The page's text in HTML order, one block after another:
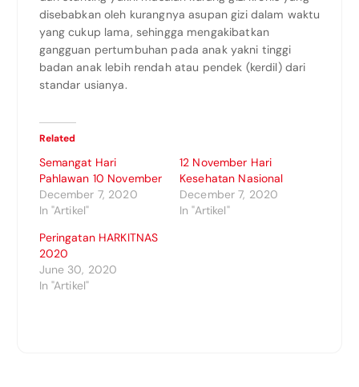
disebabkan oleh kurangnya asupan gizi dalam waktu
yang cukup lama, sehingga mengakibatkan
gangguan pertumbuhan pada anak yakni tinggi
badan anak lebih rendah atau pendek (kerdil) dari
standar usianya.
Related
Semangat Hari
Pahlawan 10 November
December 7, 2020
In "Artikel"
12 November Hari
Kesehatan Nasional
December 7, 2020
In "Artikel"
Peringatan HARKITNAS
2020
June 30, 2020
In "Artikel"